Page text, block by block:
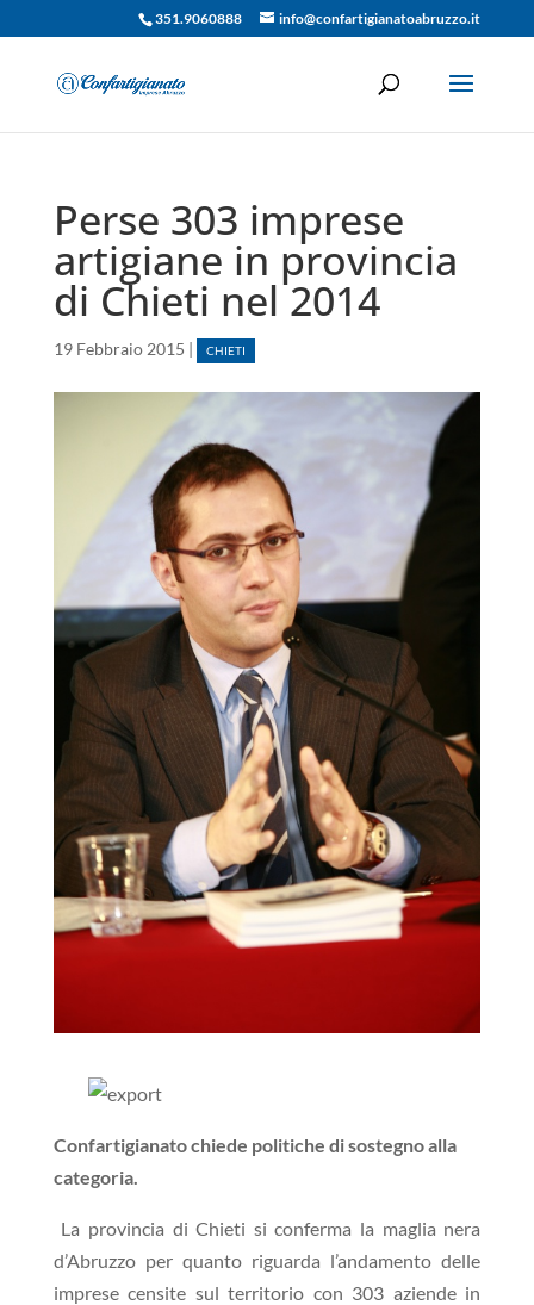
351.9060888 info@confartigianatoabruzzo.it
Perse 303 imprese
artigiane in provincia
di Chieti nel 2014
19 Febbraio 2015 | CHIETI
Confartigianato chiede politiche di sostegno alla
categoria.
La provincia di Chieti si conferma la maglia nera
d’Abruzzo per quanto riguarda l’andamento delle
imprese censite sul territorio con 303 aziende in